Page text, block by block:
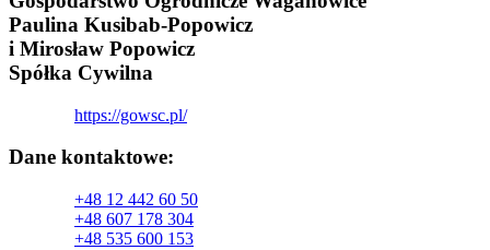
Paulina Kusibab-Popowicz
i Mirosław Popowicz
Spółka Cywilna
https://gowsc.pl/
Dane kontaktowe:
+48 12 442 60 50
+48 607 178 304
+48 535 600 153